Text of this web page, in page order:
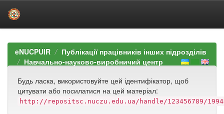
navigationeNUCPUIR
Публікації працівників інших підрозділів
Навчально-науково-виробничий центр
Будь ласка, використовуйте цей ідентифікатор, щоб
цитувати або посилатися на цей матеріал:
http://repositsc.nuczu.edu.ua/handle/123456789/